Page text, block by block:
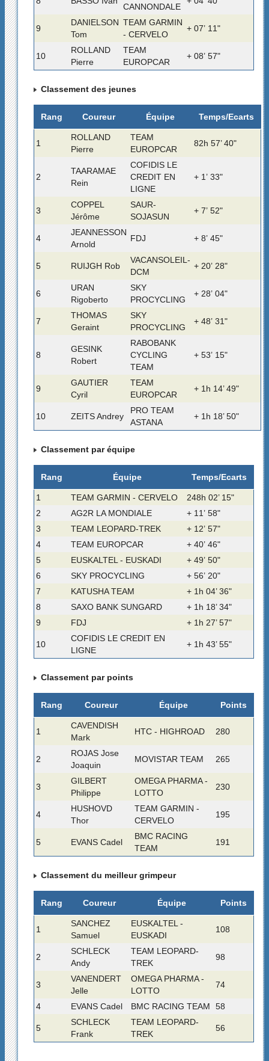
CANNONDALE
9
DANIELSON
Tom
TEAM GARMIN
- CERVELO
+ 07’ 11"
10
ROLLAND
Pierre
TEAM
EUROPCAR
+ 08’ 57"
Classement des jeunes
Rang Coureur Équipe Temps/Ecarts
1
ROLLAND
Pierre
TEAM
EUROPCAR
82h 57’ 40"
2
TAARAMAE
Rein
COFIDIS LE
CREDIT EN
LIGNE
+ 1’ 33"
3
COPPEL
Jérôme
SAUR-
SOJASUN
+ 7’ 52"
4
JEANNESSON
Arnold
FDJ + 8’ 45"
5 RUIJGH Rob
VACANSOLEIL-
DCM
+ 20’ 28"
6
URAN
Rigoberto
SKY
PROCYCLING
+ 28’ 04"
7
THOMAS
Geraint
SKY
PROCYCLING
+ 48’ 31"
8
GESINK
Robert
RABOBANK
CYCLING
TEAM
+ 53’ 15"
9
GAUTIER
Cyril
TEAM
EUROPCAR
+ 1h 14’ 49"
10 ZEITS Andrey
PRO TEAM
ASTANA
+ 1h 18’ 50"
Classement par équipe
Rang Équipe Temps/Ecarts
1 TEAM GARMIN - CERVELO
248h 02’ 15"
2
AG2R LA MONDIALE
+ 11’ 58"
3
TEAM LEOPARD-TREK
+ 12’ 57"
4
TEAM EUROPCAR
+ 40’ 46"
5
EUSKALTEL - EUSKADI
+ 49’ 50"
6
SKY PROCYCLING
+ 56’ 20"
7
KATUSHA TEAM
+ 1h 04’ 36"
8
SAXO BANK SUNGARD
+ 1h 18’ 34"
9
FDJ + 1h 27’ 57"
10
COFIDIS LE CREDIT EN
LIGNE
+ 1h 43’ 55"
Classement par points
Rang Coureur Équipe Points
1
CAVENDISH
Mark
HTC - HIGHROAD 280
2
ROJAS Jose
Joaquin
MOVISTAR TEAM 265
3
GILBERT
Philippe
OMEGA PHARMA -
LOTTO
230
4
HUSHOVD
Thor
TEAM GARMIN -
CERVELO
195
5 EVANS Cadel
BMC RACING
TEAM
191
Classement du meilleur grimpeur
Rang Coureur Équipe Points
1
SANCHEZ
Samuel
EUSKALTEL -
EUSKADI
108
2
SCHLECK
Andy
TEAM LEOPARD-
TREK
98
3
VANENDERT
Jelle
OMEGA PHARMA -
LOTTO
74
4 EVANS Cadel BMC RACING TEAM 58
5
SCHLECK
Frank
TEAM LEOPARD-
TREK
56